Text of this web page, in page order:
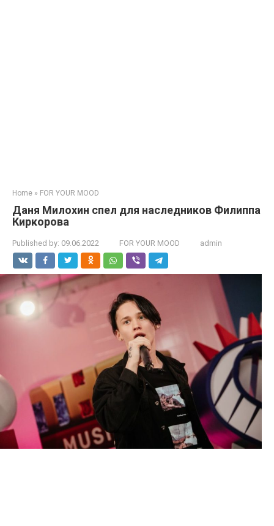
Home » FOR YOUR MOOD
Даня Mилохин спел для наследников Филиппа
Киркорова
Published by: 09.06.2022 FOR YOUR MOOD admin